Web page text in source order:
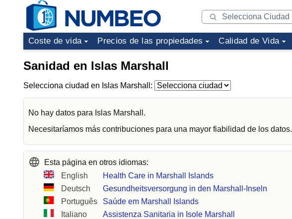
Coste de vida Precios de las propiedades Calidad de Vida
Sanidad en Islas Marshall
Selecciona ciudad en Islas Marshall:
No hay datos para Islas Marshall.
Necesitaríamos más contribuciones para una mayor fiabilidad de los datos.
Esta página en otros idiomas:
English
Health Care in Marshall Islands
Deutsch
Gesundheitsversorgung in den Marshall-Inseln
Português
Saúde em Marshall Islands
Italiano
Assistenza Sanitaria in Isole Marshall